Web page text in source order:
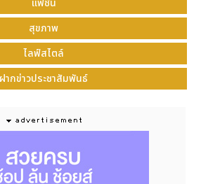
ญ่ ซีและนุนิวได้แชร์ความพิเศษของ
ผยไอเทมที่ตนเองชื่นชอบ พร้อม
โชว์พิเศษกับเพลงฤดูของเธอ เสิร์ฟ
นให้แฟน ๆ ที่ร่วมงานอย่างอบอุ่น
อปคอลเลกชันที่จิม ทอมป์สัน ไลฟ์
ๆ 70 คนจากกิจกรรมของจิม ทอมป์
เปิดตัวแบบติดขอบเวที นอกจากนี้
งได้ร่วมเข้าเฟรมถ่ายรูปโพลารอยด์
แฟชั่น
สุขภาพ
ไลฟ์สไตล์
ฝากข่าวประชาสัมพันธ์